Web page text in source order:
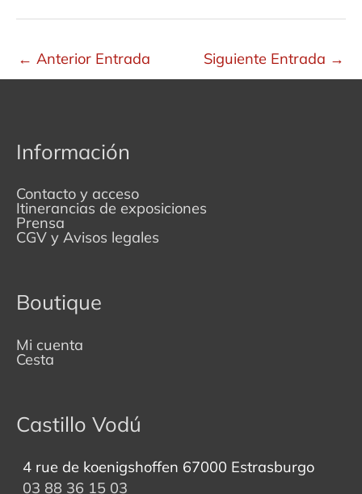
← Anterior Entrada Siguiente Entrada →
Información
Contacto y acceso
Itinerancias de exposiciones
Prensa
CGV y Avisos legales
Boutique
Mi cuenta
Cesta
Castillo Vodú
4 rue de koenigshoffen 67000 Estrasburgo
03 88 36 15 03